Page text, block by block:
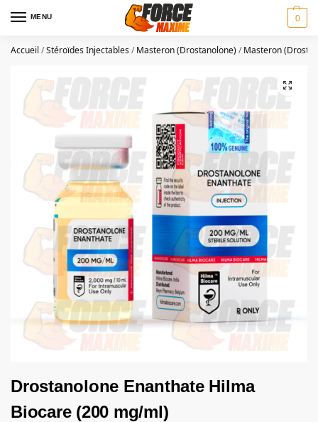
MENU 0
Accueil /Stéroïdes Injectables/Masteron (Drostanolone)/Masteron
Drostanolone Enanthate Hilma
Biocare (200 mg/ml)